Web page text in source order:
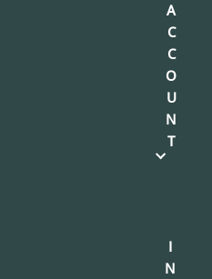
A
C
C
O
U
N
T
I
N